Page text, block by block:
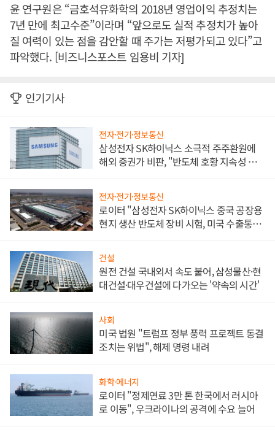
윤 연구원은 “금호석유화학의 2018년 영업이익 추정치는
7년 만에 최고수준”이라며 “앞으로도 실적 추정치가 높아
질 여력이 있는 점을 감안할 때 주가는 저평가되고 있다”고
파악했다. [비즈니스포스트 임용비 기자]
인기기사
전자·전기·정보통신
삼성전자 SK하이닉스 소극적 주주환원에
해외 증권가 비판, "반도체 호황 지속성 의
전자·전기·정보통신
로이터 "삼성전자 SK하이닉스 중국 공장용
현지 생산 반도체 장비 시험, 미국 수출통제
건설
원전 건설 국내외서 속도 붙어, 삼성물산·현
대건설·대우건설에 다가오는 '약속의 시간'
사회
미국 법원 "트럼프 정부 풍력 프로젝트 동결
조치는 위법", 해제 명령 내려
화학·에너지
로이터 "정제연료 3만 톤 한국에서 러시아
로 이동", 우크라이나의 공격에 수요 늘어